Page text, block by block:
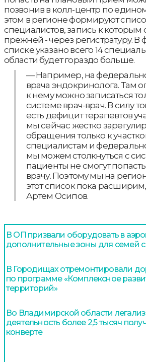
позвонив в колл-центр по
этом в регионе формируют
специалистов, запись к которым
прежней - через регистратуру.
списке указано всего 14
области будет гораздо больше.
— Например, на
врача эндокринолога. Там
к нему можно записаться
системе врач-врач. В силу
есть дефицит терапевтов
мы сейчас жестко
обращения только к
специалистам и
мы можем столкнуться с
пациенты не смогут
врачу. Поэтому мы на
этот список пока
Артем Осипов.
В ОП призвали оборудовать в
дополнительные зоны для семей
В Городищах отремонтировали
по программе «Комплексное
территорий»
Во Владимирской области
деятельность более 2,5 тысяч
конверте